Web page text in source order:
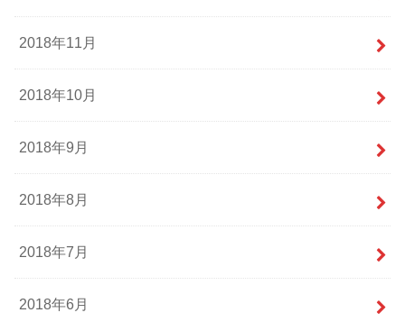
2018年11月
2018年10月
2018年9月
2018年8月
2018年7月
2018年6月